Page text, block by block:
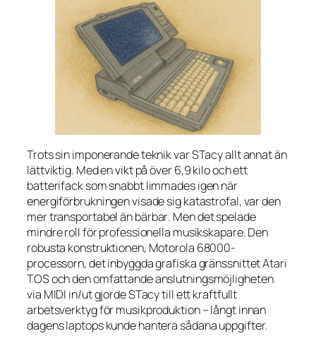
Trots sin imponerande teknik var STacy allt annat än
lättviktig. Med en vikt på över 6,9 kilo och ett
batterifack som snabbt limmades igen när
energiförbrukningen visade sig katastrofal, var den
mertransportabelänbärbar. Men det spelade
mindre roll för professionella musikskapare. Den
robusta konstruktionen, Motorola 68000-
processorn, det inbyggda grafiska gränssnittet Atari
TOS och den omfattande anslutningsmöjligheten
via MIDI in/ut gjorde STacy till ett kraftfullt
arbetsverktyg för musikproduktion – långt innan
dagens laptops kunde hantera sådana uppgifter.